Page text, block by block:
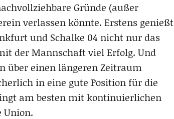
Gründe (außer
verlassen könnte. Erstens genießt
und Schalke 04 nicht nur das
der Mannschaft viel Erfolg. Und
über einen längeren Zeitraum
in eine gute Position für die
am besten mit kontinuierlichen
Union.